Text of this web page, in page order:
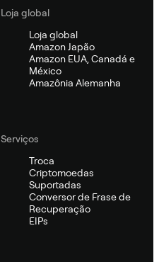
Loja global
Loja global
Amazon Japão
Amazon EUA, Canadá e
México
Amazônia Alemanha
Serviços
Troca
Criptomoedas
Suportadas
Conversor de Frase de
Recuperação
EIPs